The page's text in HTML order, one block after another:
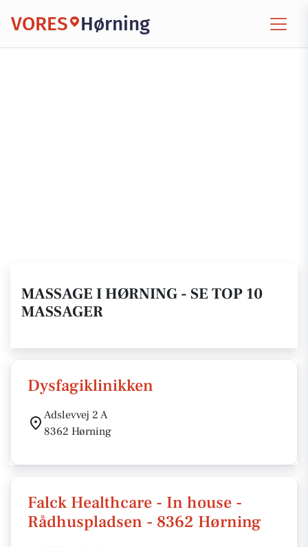
VORES Hørning
MASSAGE I HØRNING - SE TOP 10
MASSAGER
Dysfagiklinikken
Adslevvej 2 A
8362 Hørning
Falck Healthcare - In house -
Rådhuspladsen - 8362 Hørning